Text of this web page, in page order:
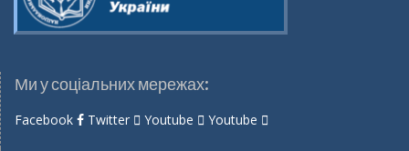
Ми у соціальних мережах:
Facebook Twitter Youtube Youtube